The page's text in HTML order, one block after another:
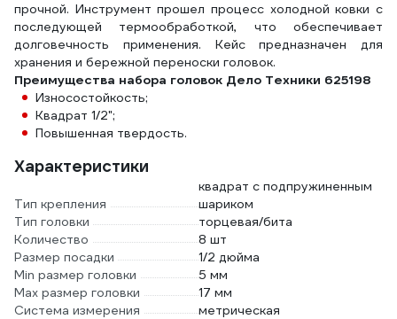
прочной. Инструмент прошел процесс холодной ковки с
последующей термообработкой, что обеспечивает
долговечность применения. Кейс предназначен для
хранения и бережной переноски головок.
Преимущества набора головок Дело Техники 625198
Износостойкость;
Квадрат 1/2";
Повышенная твердость.
Характеристики
Тип крепления
квадрат с подпружиненным
шариком
Тип головки
торцевая/бита
Количество
8 шт
Размер посадки
1/2 дюйма
Min размер головки
5 мм
Max размер головки
17 мм
Система измерения
метрическая